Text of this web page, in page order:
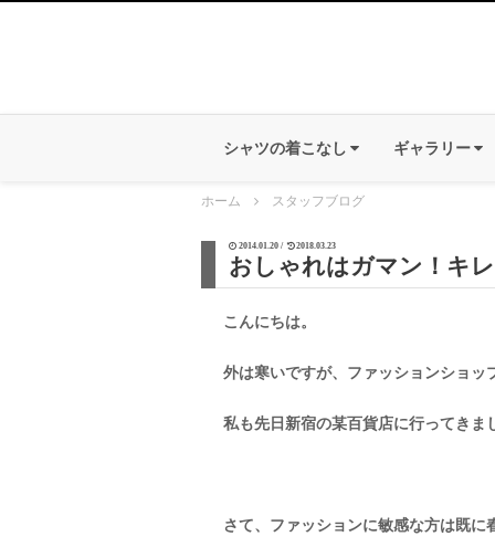
シャツの着こなし ギャラリー
ホーム スタッフブログ
2014.01.20 / 2018.03.23
おしゃれはガマン！キ
こんにちは。
外は寒いですが、ファッションショッ
私も先日新宿の某百貨店に行ってきま
さて、ファッションに敏感な方は既に